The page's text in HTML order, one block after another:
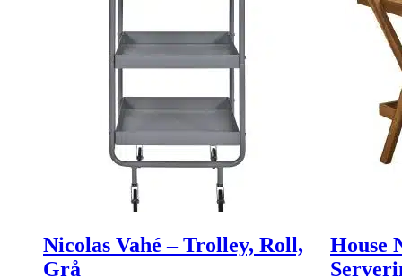
Nicolas Vahé – Trolley, Roll,
Grå
House